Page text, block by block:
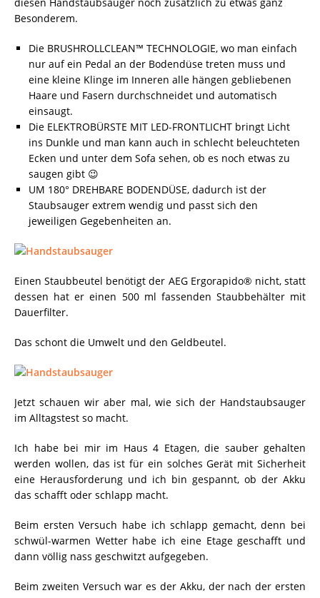
Besonderem.
Die BRUSHROLLCLEAN™ TECHNOLOGIE, wo man einfach
nur auf ein Pedal an der Bodendüse treten muss und
eine kleine Klinge im Inneren alle hängen gebliebenen
Haare und Fasern durchschneidet und automatisch
einsaugt.
Die ELEKTROBÜRSTE MIT LED-FRONTLICHT bringt Licht
ins Dunkle und man kann auch in schlecht beleuchteten
Ecken und unter dem Sofa sehen, ob es noch etwas zu
saugen gibt 😉
UM 180° DREHBARE BODENDÜSE, dadurch ist der
Staubsauger extrem wendig und passt sich den
jeweiligen Gegebenheiten an.
Einen Staubbeutel benötigt der AEG Ergorapido® nicht, statt
dessen hat er einen 500 ml fassenden Staubbehälter mit
Dauerfilter.
Das schont die Umwelt und den Geldbeutel.
Jetzt schauen wir aber mal, wie sich der Handstaubsauger
im Alltagstest so macht.
Ich habe bei mir im Haus 4 Etagen, die sauber gehalten
werden wollen, das ist für ein solches Gerät mit Sicherheit
eine Herausforderung und ich bin gespannt, ob der Akku
das schafft oder schlapp macht.
Beim ersten Versuch habe ich schlapp gemacht, denn bei
schwül-warmen Wetter habe ich eine Etage geschafft und
dann völlig nass geschwitzt aufgegeben.
Beim zweiten Versuch war es der Akku, der nach der ersten